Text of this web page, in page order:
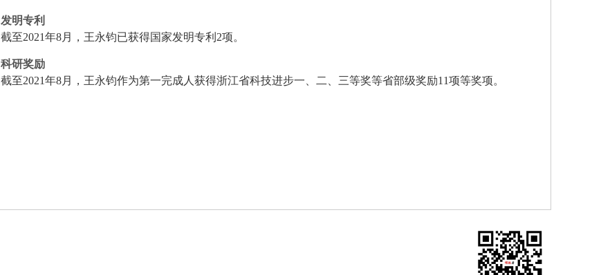
发明专利
截至2021年8月，王永钧已获得国家发明专利2项。
科研奖励
截至2021年8月，王永钧作为第一完成人获得浙江省科技进步一、二、三等奖等省部级奖励11项等奖项。